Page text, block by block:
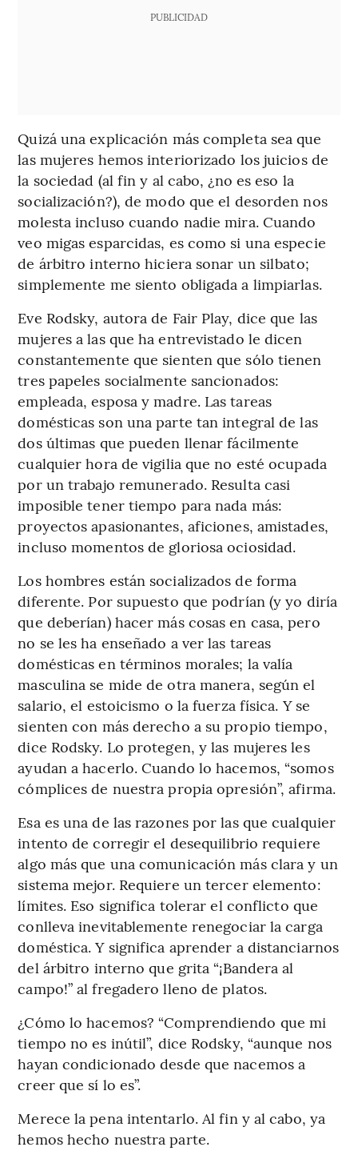
PUBLICIDAD
Quizá una explicación más completa sea que
las mujeres hemos interiorizado los juicios de
la sociedad (al fin y al cabo, ¿no es eso la
socialización?), de modo que el desorden nos
molesta incluso cuando nadie mira. Cuando
veo migas esparcidas, es como si una especie
de árbitro interno hiciera sonar un silbato;
simplemente me siento obligada a limpiarlas.
Eve Rodsky, autora de Fair Play, dice que las
mujeres a las que ha entrevistado le dicen
constantemente que sienten que sólo tienen
tres papeles socialmente sancionados:
empleada, esposa y madre. Las tareas
domésticas son una parte tan integral de las
dos últimas que pueden llenar fácilmente
cualquier hora de vigilia que no esté ocupada
por un trabajo remunerado. Resulta casi
imposible tener tiempo para nada más:
proyectos apasionantes, aficiones, amistades,
incluso momentos de gloriosa ociosidad.
Los hombres están socializados de forma
diferente. Por supuesto que podrían (y yo diría
que deberían) hacer más cosas en casa, pero
no se les ha enseñado a ver las tareas
domésticas en términos morales; la valía
masculina se mide de otra manera, según el
salario, el estoicismo o la fuerza física. Y se
sienten con más derecho a su propio tiempo,
dice Rodsky. Lo protegen, y las mujeres les
ayudan a hacerlo. Cuando lo hacemos, “somos
cómplices de nuestra propia opresión”, afirma.
Esa es una de las razones por las que cualquier
intento de corregir el desequilibrio requiere
algo más que una comunicación más clara y un
sistema mejor. Requiere un tercer elemento:
límites. Eso significa tolerar el conflicto que
conlleva inevitablemente renegociar la carga
doméstica. Y significa aprender a distanciarnos
del árbitro interno que grita “¡Bandera al
campo!” al fregadero lleno de platos.
¿Cómo lo hacemos? “Comprendiendo que mi
tiempo no es inútil”, dice Rodsky, “aunque nos
hayan condicionado desde que nacemos a
creer que sí lo es”.
Merece la pena intentarlo. Al fin y al cabo, ya
hemos hecho nuestra parte.